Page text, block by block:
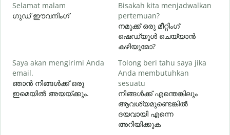
Selamat malam
ഗുഡ് ഈവനിംഗ്
Bisakah kita menjadwalkan
pertemuan?
നമുക്ക് ഒരു മീറ്റിംഗ്
ഷെഡ്യൂൾ ചെയ്യാൻ
കഴിയുമോ?
Saya akan mengirimi Anda
email.
ഞാൻ നിങ്ങൾക്ക് ഒരു
ഇമെയിൽ അയയ്ക്കും.
Tolong beri tahu saya jika
Anda membutuhkan
sesuatu
നിങ്ങൾക്ക് എന്തെങ്കിലും
ആവശ്യമുണ്ടെങ്കിൽ
ദയവായി എന്നെ
അറിയിക്കുക